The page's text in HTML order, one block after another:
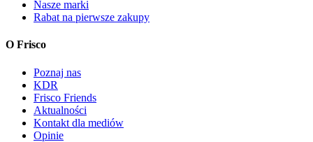
Nasze marki
Rabat na pierwsze zakupy
O Frisco
Poznaj nas
KDR
Frisco Friends
Aktualności
Kontakt dla mediów
Opinie